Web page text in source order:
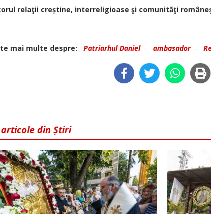
relaţii creștine, interreligioase şi comunităţi
mai multe despre: Patriarhul Daniel- ambasador-
din Știri